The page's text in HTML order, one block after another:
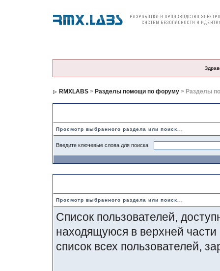
RMXLABS> Разделы помощи по форуму> Разделы
Просмотр выбранного раздела или поиск...
Введите ключевые слова для поиска
Просмотр выбранного раздела или поиск...
Список пользователей,
находящуюся в верхней
список всех пользователей,